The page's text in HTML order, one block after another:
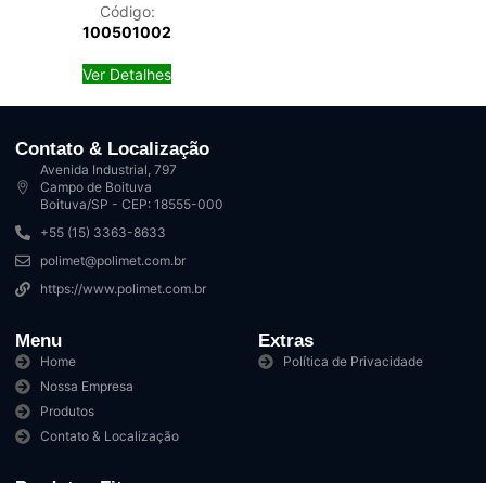
Código:
100501002
Ver Detalhes
Contato & Localização
Avenida Industrial, 797
Campo de Boituva
Boituva/SP - CEP: 18555-000
+55 (15) 3363-8633
polimet@polimet.com.br
https://www.polimet.com.br
Menu
Home
Nossa Empresa
Produtos
Contato & Localização
Extras
Política de Privacidade